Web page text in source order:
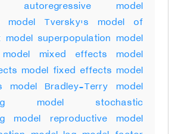
autoregressive model
model Tversky's model of
superpopulation model
mixed effects model
model fixed effects model
model Bradley-Terry model
model stochastic
model reproductive model